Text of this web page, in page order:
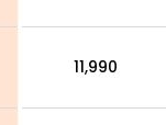
11,990